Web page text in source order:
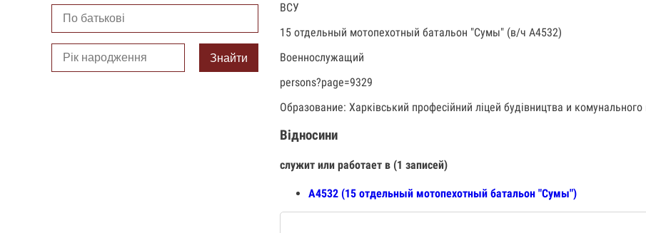
Знайти
ВСУ
15 отдельный мотопехотный батальон "Сумы" (в/ч А4532)
Военнослужащий
persons?page=9329
Образование: Харківський професійний ліцей будівництва и комунального
Відносини
служит или работает в (1 записей)
А4532 (15 отдельный мотопехотный батальон "Сумы")